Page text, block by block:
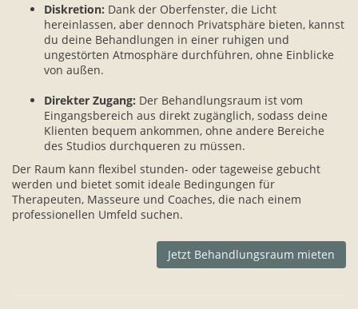
Diskretion: Dank der Oberfenster, die Licht
hereinlassen, aber dennoch Privatsphäre bieten, kannst
du deine Behandlungen in einer ruhigen und
ungestörten Atmosphäre durchführen, ohne Einblicke
von außen.
Direkter Zugang: Der Behandlungsraum ist vom
Eingangsbereich aus direkt zugänglich, sodass deine
Klienten bequem ankommen, ohne andere Bereiche
des Studios durchqueren zu müssen.
Der Raum kann flexibel stunden- oder tageweise gebucht
werden und bietet somit ideale Bedingungen für
Therapeuten, Masseure und Coaches, die nach einem
professionellen Umfeld suchen.
Jetzt Behandlungsraum mieten